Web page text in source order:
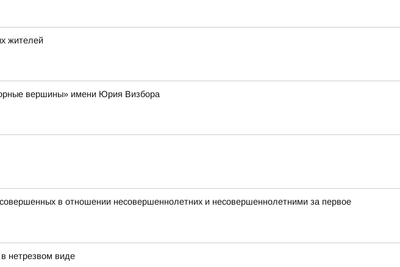
жителей
вершины» имени Юрия Визбора
в отношении несовершеннолетних и несовершеннолетними за первое
нетрезвом виде